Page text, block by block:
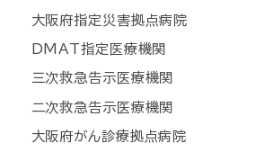
大阪府指定災害拠点病院
DMAT指定医療機関
三次救急告示医療機関
二次救急告示医療機関
大阪府がん診療拠点病院